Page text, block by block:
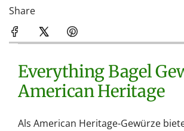
.
.
Share
Everything Bagel Gewürz von
American Heritage
Als American Heritage-Gewürze